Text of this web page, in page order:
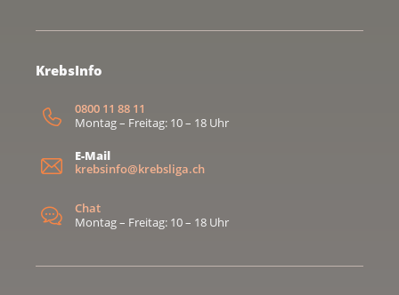
KrebsInfo
0800 11 88 11
Montag – Freitag: 10 – 18 Uhr
E-Mail
krebsinfo@krebsliga.ch
Chat
Montag – Freitag: 10 – 18 Uhr